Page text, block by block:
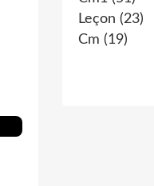
Leçon (23)
Cm (19)